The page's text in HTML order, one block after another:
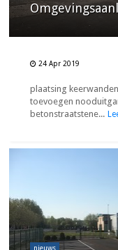
24 Apr 2019
plaatsing
toevoegen
betonstraatstene...